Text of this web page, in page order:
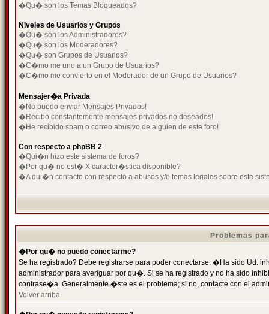
�Qu� son los Temas Bloqueados?
Niveles de Usuarios y Grupos
�Qu� son los Administradores?
�Qu� son los Moderadores?
�Qu� son Grupos de Usuarios?
�C�mo me uno a un Grupo de Usuarios?
�C�mo me convierto en el Moderador de un Grupo de Usuarios?
Mensajer�a Privada
�No puedo enviar Mensajes Privados!
�Recibo constantemente mensajes privados no deseados!
�He recibido spam o correo abusivo de alguien de este foro!
Con respecto a phpBB 2
�Qui�n hizo este sistema de foros?
�Por qu� no est� X caracter�stica disponible?
�A qui�n contacto con respecto a abusos y/o temas legales sobre este
Problemas
�Por qu� no puedo conectarme?
Se ha registrado? Debe registrarse para poder conectarse. �Ha sido Ud.
administrador para averiguar por qu�. Si se ha registrado y no ha sido
contrase�a. Generalmente �ste es el problema; si no, contacte con el
Volver arriba